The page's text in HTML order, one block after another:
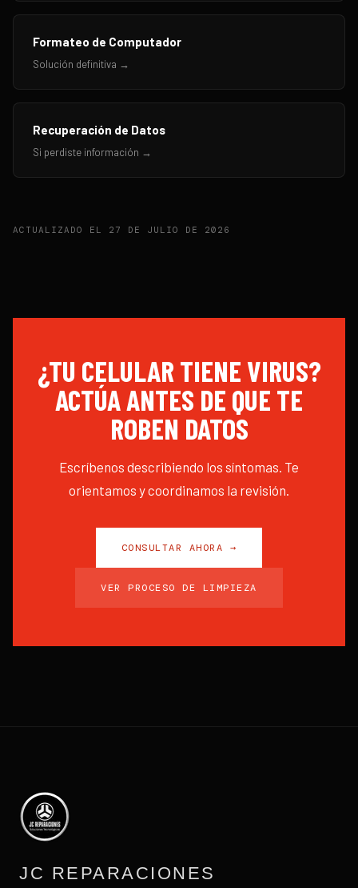
Formateo de Computador
Solución definitiva →
Recuperación de Datos
Si perdiste información →
ACTUALIZADO EL 27 DE JULIO DE 2026
¿TU CELULAR TIENE VIRUS?
ACTÚA ANTES DE QUE TE
ROBEN DATOS
Escríbenos describiendo los síntomas. Te
orientamos y coordinamos la revisión.
CONSULTAR AHORA →
VER PROCESO DE LIMPIEZA
JC REPARACIONES